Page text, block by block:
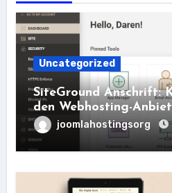
Uncategorized
SiteGround Anschrift:
den Webhosting-
joomlahostingsorg